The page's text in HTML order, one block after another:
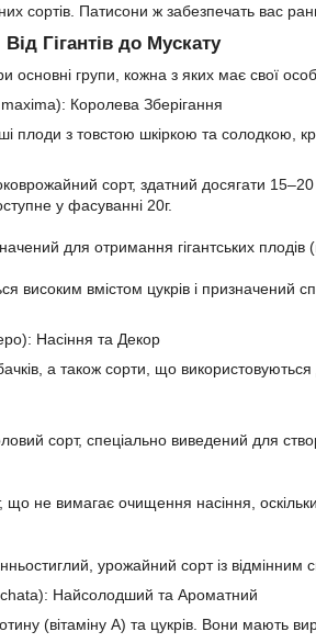
сортів. Патисони ж забезпечать вас
Гігантів до Мускату
основні групи, кожна з яких має свої
Королева Зберігання
плоди з товстою шкіркою та солодкою,
сорт, здатний досягати 15–20
у фасуванні 20г.
для отримання гігантських плодів
високим вмістом цукрів і призначений
Насіння та Декор
а також сорти, що
сорт, спеціально виведений для
що не вимагає очищення насіння,
урожайний сорт із відмінним
Найсолодший та Ароматний
(вітаміну А) та цукрів. Вони мають